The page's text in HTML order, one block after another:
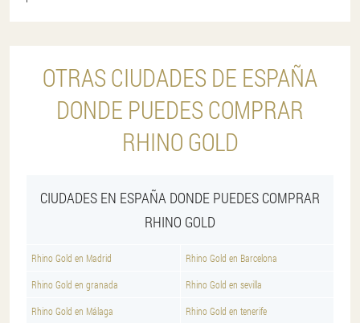
OTRAS CIUDADES DE ESPAÑA
DONDE PUEDES COMPRAR
RHINO GOLD
CIUDADES EN ESPAÑA DONDE PUEDES COMPRAR
RHINO GOLD
Rhino Gold en Madrid Rhino Gold en Barcelona
Rhino Gold en granada Rhino Gold en sevilla
Rhino Gold en Málaga Rhino Gold en tenerife